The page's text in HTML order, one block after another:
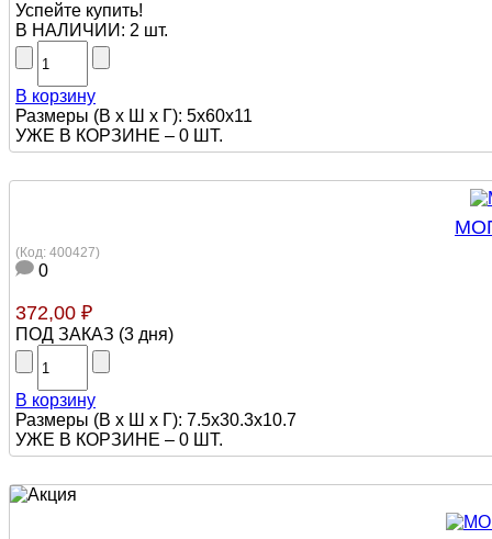
Успейте купить!
В НАЛИЧИИ: 2 шт.
В корзину
Размеры (В х Ш х Г): 5х60х11
УЖЕ В КОРЗИНЕ – 0 ШТ.
(Код: 400427)
0
372,00 ₽
ПОД ЗАКАЗ (3 дня)
В корзину
Размеры (В х Ш х Г): 7.5x30.3x10.7
УЖЕ В КОРЗИНЕ – 0 ШТ.